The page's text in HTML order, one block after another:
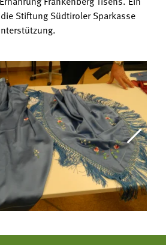
Stiftung Südtiroler Sparkasse